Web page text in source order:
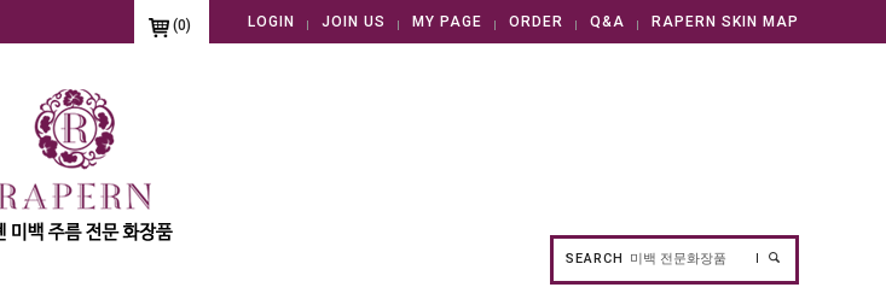
(0) LOGIN JOIN US MY PAGE ORDER Q&A RAPERN SKIN MAP
SEARCH